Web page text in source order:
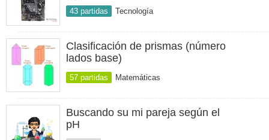
43 partidas Tecnología
Clasificación de prismas (número
lados base)
57 partidas Matemáticas
Buscando su mi pareja según el
pH